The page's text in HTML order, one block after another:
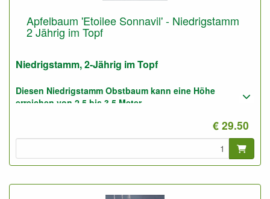
Apfelbaum 'Etoilee Sonnavil' - Niedrigstamm
2 Jährig im Topf
Niedrigstamm, 2-Jährig im Topf
Diesen Niedrigstamm Obstbaum kann eine Höhe
erreichen von 2,5 bis 3,5 Meter.
€ 29.50